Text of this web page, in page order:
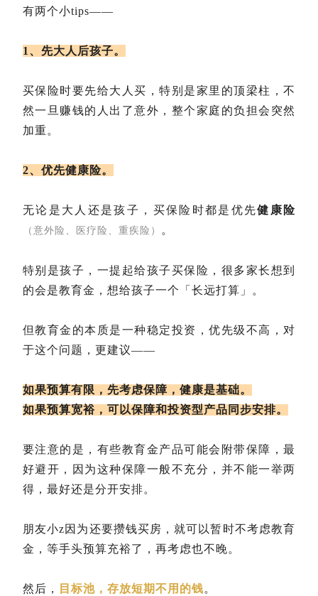
有两个小tips——
1、先大人后孩子。
买保险时要先给大人买，特别是家里的顶梁柱，不
然一旦赚钱的人出了意外，整个家庭的负担会突然
加重。
2、优先健康险。
无论是大人还是孩子，买保险时都是优先健康险
（意外险、医疗险、重疾险） 。
特别是孩子，一提起给孩子买保险，很多家长想到
的会是教育金，想给孩子一个「长远打算」。
但教育金的本质是一种稳定投资，优先级不高，对
于这个问题，更建议——
如果预算有限，先考虑保障，健康是基础。
如果预算宽裕，可以保障和投资型产品同步安排。
要注意的是，有些教育金产品可能会附带保障，最
好避开，因为这种保障一般不充分，并不能一举两
得，最好还是分开安排。
朋友小z因为还要攒钱买房，就可以暂时不考虑教育
金，等手头预算充裕了，再考虑也不晚。
然后， 目标池，存放短期不用的钱。